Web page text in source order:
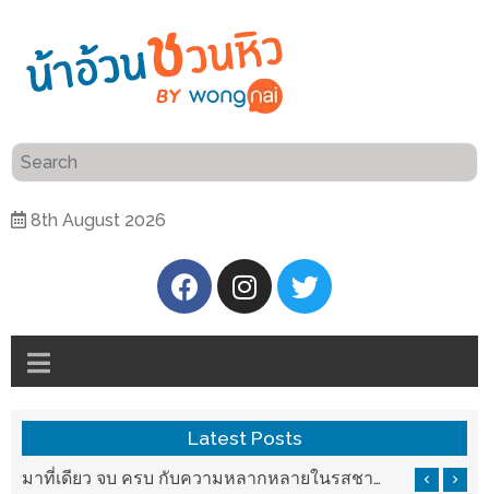
8th August 2026
แนะนำ
อ้วน
ศิริ
ปัน
นาฯ
เชียงใหม่
Latest Posts
มาที่เดียว จบ ครบ กับความหลากหลายในรสชาติที่นำมาจากทั่วเมืองจีนที่ HAN The Chinese Cuisine